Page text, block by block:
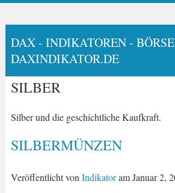
DAX - INDIKATOREN -
DAXINDIKATOR.DE
SILBER
Silber und die geschichtliche Kaufkraft.
SILBERMÜNZEN
Veröffentlicht von IndikatoramJanuar 2,